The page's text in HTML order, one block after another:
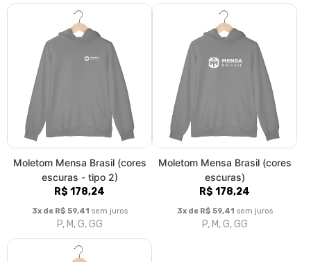
Moletom Mensa Brasil (cores
escuras - tipo 2)
R$ 178,24
3x de R$ 59,41 sem juros
P, M, G, GG
Moletom Mensa Brasil (cores
escuras)
R$ 178,24
3x de R$ 59,41 sem juros
P, M, G, GG